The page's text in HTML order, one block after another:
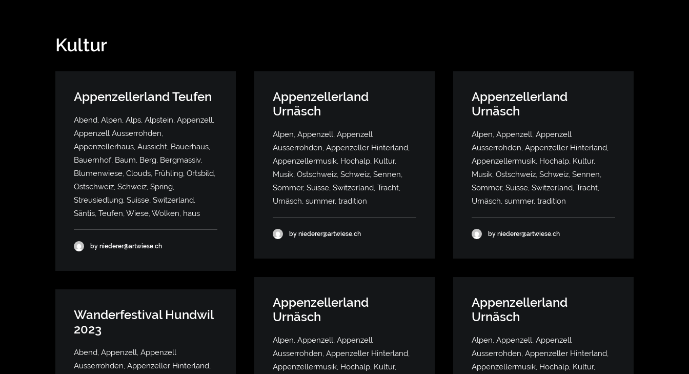
Kultur
Appenzellerland Teufen
Abend, Alpen, Alps, Alpstein, Appenzell,
Appenzell Ausserrohden,
Appenzellerhaus, Aussicht, Bauerhaus,
Bauernhof, Baum, Berg, Bergmassiv,
Blumenwiese, Clouds, Frühling, Ortsbild,
Ostschweiz, Schweiz, Spring,
Streusiedlung, Suisse, Switzerland,
Säntis, Teufen, Wiese, Wolken, haus
by niederer@artwiese.ch
Appenzellerland
Urnäsch
Alpen, Appenzell, Appenzell
Ausserrohden, Appenzeller Hinterland,
Appenzellermusik, Hochalp, Kultur,
Musik, Ostschweiz, Schweiz, Sennen,
Sommer, Suisse, Switzerland, Tracht,
Urnäsch, summer, tradition
by niederer@artwiese.ch
Appenzellerland
Urnäsch
Alpen, Appenzell, Appenzell
Ausserrohden, Appenzeller Hinterland,
Appenzellermusik, Hochalp, Kultur,
Musik, Ostschweiz, Schweiz, Sennen,
Sommer, Suisse, Switzerland, Tracht,
Urnäsch, summer, tradition
by niederer@artwiese.ch
Appenzellerland
Urnäsch
Alpen, Appenzell, Appenzell
Ausserrohden, Appenzeller Hinterland,
Appenzellermusik, Hochalp, Kultur,
Appenzellerland
Urnäsch
Alpen, Appenzell, Appenzell
Ausserrohden, Appenzeller Hinterland,
Appenzellermusik, Hochalp, Kultur,
Wanderfestival Hundwil
2023
Abend, Appenzell, Appenzell
Ausserrohden, Appenzeller Hinterland,